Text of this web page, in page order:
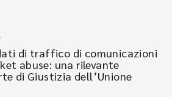
di traffico di comunicazioni
abuse: una rilevante
di Giustizia dell’Unione